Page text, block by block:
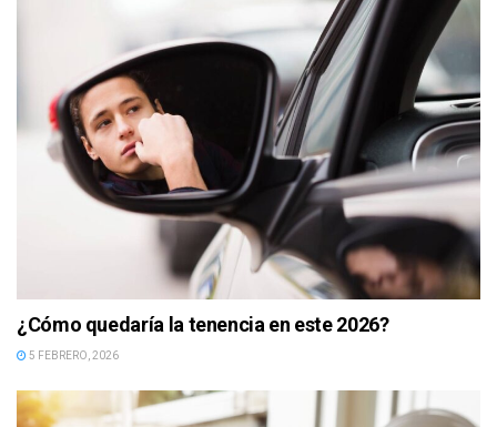
¿Cómo quedaría la tenencia en este 2026?
5 FEBRERO, 2026